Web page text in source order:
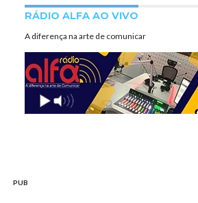
RÁDIO ALFA AO VIVO
A diferença na arte de comunicar
PUB